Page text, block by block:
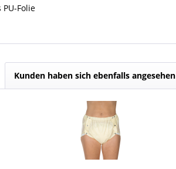
Folie
Kunden haben sich ebenfalls angesehen